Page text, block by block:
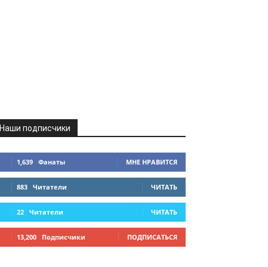
Наши подписчики
1,639 Фанаты МНЕ НРАВИТСЯ
883 Читатели ЧИТАТЬ
22 Читатели ЧИТАТЬ
13,200 Подписчики ПОДПИСАТЬСЯ